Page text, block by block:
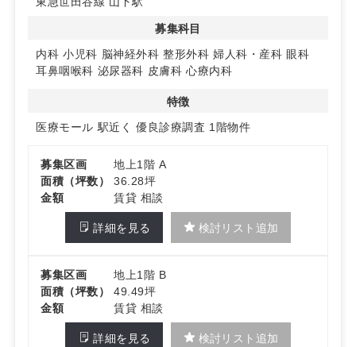
募集科目
内科 小児科 脳神経外科 整形外科 婦人科・産科 眼科
耳鼻咽喉科 泌尿器科 皮膚科 心療内科
特徴
医療モール 駅近く 優良診療調査 1階物件
募集区画
地上1階 A
面積（坪数）
36.28坪
金額
賃貸 相談
詳細を見る 検討リスト追加
募集区画
地上1階 B
面積（坪数）
49.49坪
金額
賃貸 相談
詳細を見る 検討リスト追加